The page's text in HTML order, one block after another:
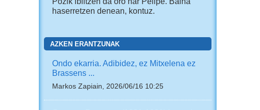
haserretzen denean, kontuz.
AZKEN ERANTZUNAK
Ondo ekarria. Adibidez, ez Mitxelena ez
Brassens ...
Markos Zapiain, 2026/06/16 10:25